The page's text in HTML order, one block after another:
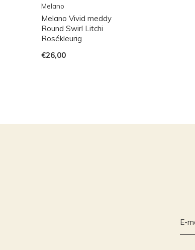
Melano
Melano Vivid meddy
Round Swirl Litchi
Rosékleurig
€26,00